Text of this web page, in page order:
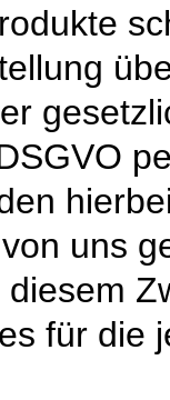
uns
für die